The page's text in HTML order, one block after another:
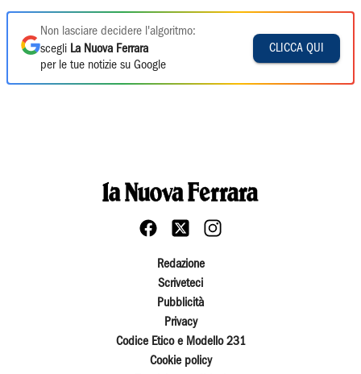
Non lasciare decidere l'algoritmo:
scegli La Nuova Ferrara
per le tue notizie su Google
CLICCA QUI
Redazione
Scriveteci
Pubblicità
Privacy
Codice Etico e Modello 231
Cookie policy